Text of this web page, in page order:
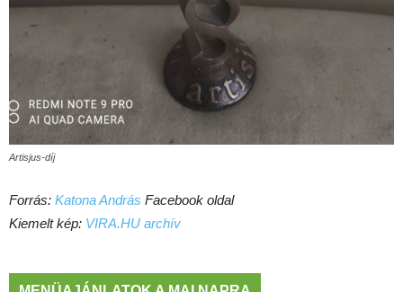
Artisjus-díj
Forrás: Katona András Facebook oldal
Kiemelt kép: VIRA.HU archív